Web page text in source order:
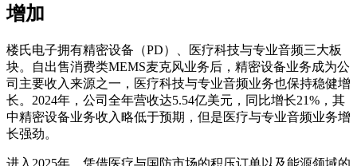
增加
楼氏电子拥有精密设备（PD）、医疗科技与专业音频三大板
块。自出售消费类MEMS麦克风业务后，精密设备业务成为公
司主要收入来源之一，医疗科技与专业音频业务也保持稳健增
长。2024年，公司全年营收达5.54亿美元，同比增长21%，其
中精密设备业务收入略低于预期，但是医疗与专业音频业务增
长强劲。